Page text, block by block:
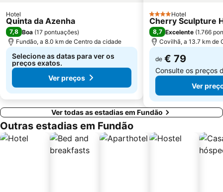
Hotel
Quinta da Azenha
7,8 Boa (17 pontuações)
Fundão, a 8.0 km de Centro da cidade
Selecione as datas para ver os
preços exatos.
Ver preços
4 Estrelas
Hotel
Cherry Sculpture
8,7 Excelente (1.766
Covilhã, a 13.7 km de
de € 79
Consulte os preços
Ver
Ver todas as estadias em Fundão
Outras estadias em Fundão